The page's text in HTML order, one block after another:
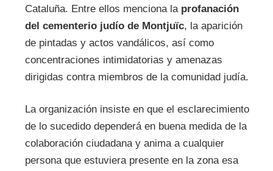
Cataluña. Entre ellos menciona la profanación
del cementerio judío de Montjuïc, la aparición
de pintadas y actos vandálicos, así como
concentraciones intimidatorias y amenazas
dirigidas contra miembros de la comunidad judía.
La organización insiste en que el esclarecimiento
de lo sucedido dependerá en buena medida de la
colaboración ciudadana y anima a cualquier
persona que estuviera presente en la zona esa